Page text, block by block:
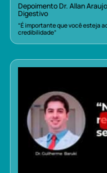
Depoimento Dr. Allan
Digestivo
“É importante que você esteja
credibilidade”